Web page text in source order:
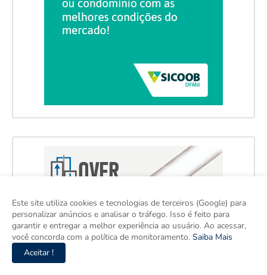
Este site utiliza cookies e tecnologias de terceiros (Google) para
personalizar anúncios e analisar o tráfego. Isso é feito para
garantir e entregar a melhor experiência ao usuário. Ao acessar,
você concorda com a política de monitoramento. Saiba Mais
Aceitar !